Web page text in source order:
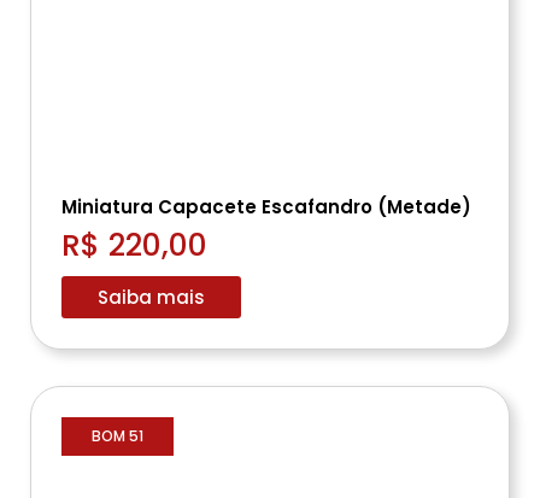
Miniatura Capacete Escafandro (Metade)
R$ 220,00
Saiba mais
BOM 51